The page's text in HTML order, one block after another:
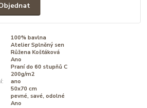
100% bavlna
Atelier Splněný sen
Růžena Košťáková
Ano
Praní do 60 stupňů C
200g/m2
ano
50x70 cm
pevné, savé, odolné
Ano